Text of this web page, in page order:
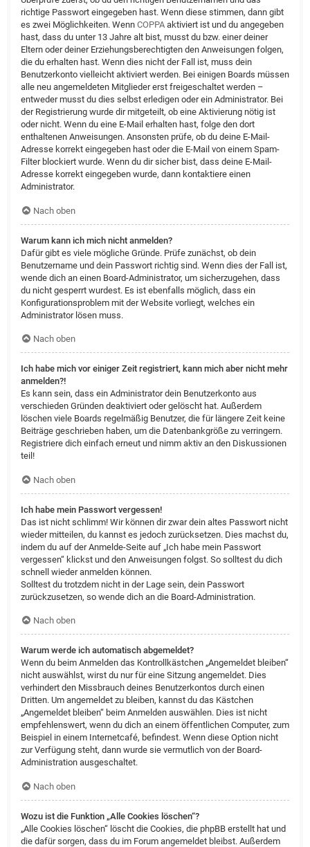
richtige Passwort eingegeben hast. Wenn diese stimmen, dann gibt
es zwei Möglichkeiten. Wenn COPPA aktiviert ist und du angegeben
hast, dass du unter 13 Jahre alt bist, musst du bzw. einer deiner
Eltern oder deiner Erziehungsberechtigten den Anweisungen folgen,
die du erhalten hast. Wenn dies nicht der Fall ist, muss dein
Benutzerkonto vielleicht aktiviert werden. Bei einigen Boards müssen
alle neu angemeldeten Mitglieder erst freigeschaltet werden –
entweder musst du dies selbst erledigen oder ein Administrator. Bei
der Registrierung wurde dir mitgeteilt, ob eine Aktivierung nötig ist
oder nicht. Wenn du eine E-Mail erhalten hast, folge den dort
enthaltenen Anweisungen. Ansonsten prüfe, ob du deine E-Mail-
Adresse korrekt eingegeben hast oder die E-Mail von einem Spam-
Filter blockiert wurde. Wenn du dir sicher bist, dass deine E-Mail-
Adresse korrekt eingegeben wurde, dann kontaktiere einen
Administrator.
Nach oben
Warum kann ich mich nicht anmelden?
Dafür gibt es viele mögliche Gründe. Prüfe zunächst, ob dein
Benutzername und dein Passwort richtig sind. Wenn dies der Fall ist,
wende dich an einen Board-Administrator, um sicherzugehen, dass
du nicht gesperrt wurdest. Es ist ebenfalls möglich, dass ein
Konfigurationsproblem mit der Website vorliegt, welches ein
Administrator lösen muss.
Nach oben
Ich habe mich vor einiger Zeit registriert, kann mich aber nicht mehr
anmelden?!
Es kann sein, dass ein Administrator dein Benutzerkonto aus
verschieden Gründen deaktiviert oder gelöscht hat. Außerdem
löschen viele Boards regelmäßig Benutzer, die für längere Zeit keine
Beiträge geschrieben haben, um die Datenbankgröße zu verringern.
Registriere dich einfach erneut und nimm aktiv an den Diskussionen
teil!
Nach oben
Ich habe mein Passwort vergessen!
Das ist nicht schlimm! Wir können dir zwar dein altes Passwort nicht
wieder mitteilen, du kannst es jedoch zurücksetzen. Dies machst du,
indem du auf der Anmelde-Seite auf „Ich habe mein Passwort
vergessen“ klickst und den Anweisungen folgst. So solltest du dich
schnell wieder anmelden können.
Solltest du trotzdem nicht in der Lage sein, dein Passwort
zurückzusetzen, so wende dich an die Board-Administration.
Nach oben
Warum werde ich automatisch abgemeldet?
Wenn du beim Anmelden das Kontrollkästchen „Angemeldet bleiben“
nicht auswählst, wirst du nur für eine Sitzung angemeldet. Dies
verhindert den Missbrauch deines Benutzerkontos durch einen
Dritten. Um angemeldet zu bleiben, kannst du das Kästchen
„Angemeldet bleiben“ beim Anmelden auswählen. Dies ist nicht
empfehlenswert, wenn du dich an einem öffentlichen Computer, zum
Beispiel in einem Internetcafé, befindest. Wenn diese Option nicht
zur Verfügung steht, dann wurde sie vermutlich von der Board-
Administration ausgeschaltet.
Nach oben
Wozu ist die Funktion „Alle Cookies löschen“?
„Alle Cookies löschen“ löscht die Cookies, die phpBB erstellt hat und
die dafür sorgen, dass du im Forum angemeldet bleibst. Außerdem